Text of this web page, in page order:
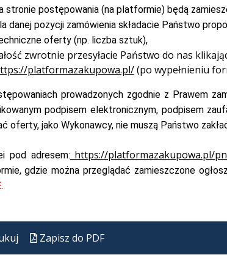
stronie postępowania (na platformie) będą
danej pozycji zamówienia składacie Państwo
oferty (np. liczba sztuk),
zwrotnie przesyłacie Państwo do nas
platformazakupowa.pl/(po wypełnieniu
prowadzonych zgodnie z Prawem
podpisem elektronicznym, podpisem
oferty, jako Wykonawcy, nie muszą Państwo
pod adresem: https://platformazakupowa.pl/
gdzie można przeglądać zamieszczone
.
Zapisz do PDF